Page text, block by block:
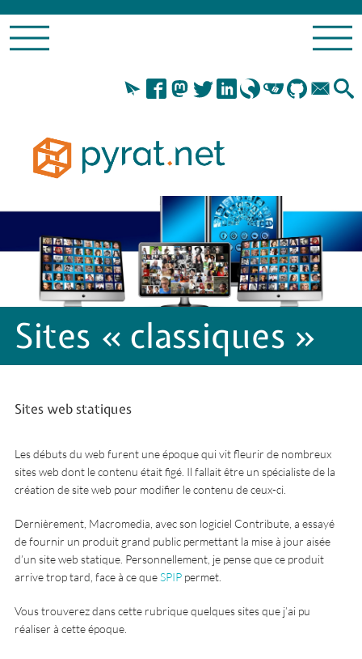
Sites « classiques »
Sites web statiques
Les débuts du web furent une époque qui vit fleurir de nombreux
sites web dont le contenu était figé. Il fallait être un spécialiste de la
création de site web pour modifier le contenu de ceux-ci.
Dernièrement, Macromedia, avec son logiciel Contribute, a essayé
de fournir un produit grand public permettant la mise à jour aisée
d’un site web statique. Personnellement, je pense que ce produit
arrive trop tard, face à ce queSPIP permet.
Vous trouverez dans cette rubrique quelques sites que j’ai pu
réaliser à cette époque.